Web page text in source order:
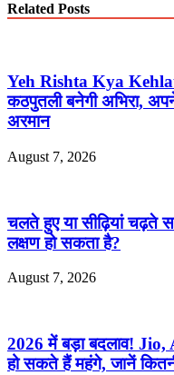
Related Posts
Yeh Rishta Kya
कठपुतली बनेगी अभिरा,
अरमान
August 7, 2026
चलते हुए या सीढ़ियां चढ़ते
लक्षण हो सकता है?
August 7, 2026
2026 में बड़ा बदलाव!
हो सकते हैं महंगे, जानें